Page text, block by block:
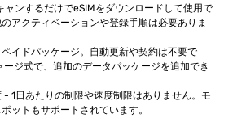
ャンするだけでeSIMをダウンロードして使用で
アクティベーションや登録手順は必要ありま
イドパッケージ。自動更新や契約は不要で
ージ式で、追加のデータパッケージを追加でき
- 1日あたりの制限や速度制限はありません。モ
ットもサポートされています。